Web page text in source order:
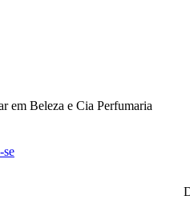
em Beleza e Cia Perfumaria
se